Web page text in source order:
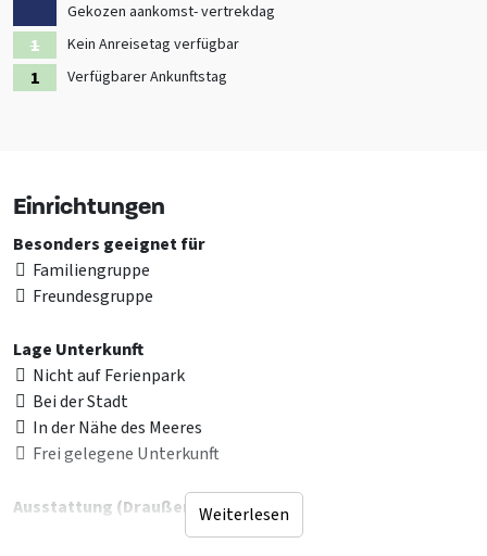
Gekozen aankomst- vertrekdag
Kein Anreisetag verfügbar
Verfügbarer Ankunftstag
Einrichtungen
Lage Unterkunft
Nicht auf Ferienpark
Bei der Stadt
In der Nähe des Meeres
Frei gelegene Unterkunft
Ausstattung (Draußen)
Besonders geeignet für
Familiengruppe
Freundesgruppe
Weiterlesen